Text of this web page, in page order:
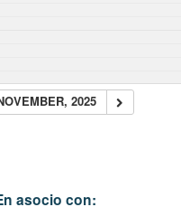
2025
asocio con: